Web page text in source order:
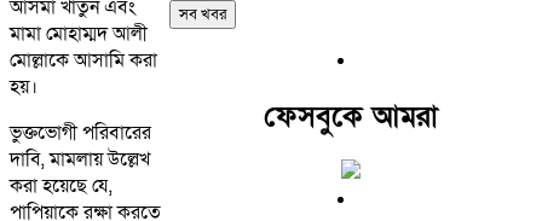
আসমা খাতুন এবং
মামা মোহাম্মদ আলী
মোল্লাকে আসামি করা
হয়।
ভুক্তভোগী পরিবারের
দাবি, মামলায় উল্লেখ
করা হয়েছে যে,
পাপিয়াকে রক্ষা করতে
সব খবর
ফেসবুকে আমরা